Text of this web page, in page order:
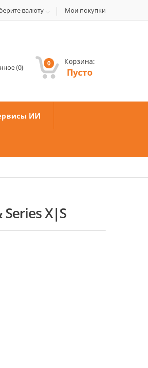
валюту Мои покупки
(0) 0 Корзина:
Пусто
ИИ
X|S